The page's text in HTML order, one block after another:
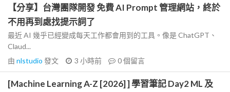
【分享】台灣團隊開發 免費 AI Prompt 管理網站，終於
不用再到處找提示詞了
最近 AI 幾乎已經變成每天工作都會用到的工具。像是 ChatGPT、
Claud...
由 nlstudio 發文 3 小時前 0個留言
[Machine Learning A-Z [2026] ] 學習筆記 Day2 ML 及